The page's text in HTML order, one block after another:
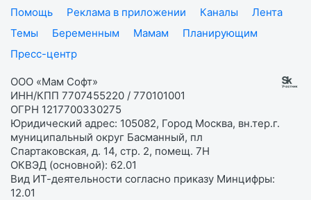
Помощь
Реклама в приложении Каналы
Лента
Темы
Беременным Мамам
Планирующим
Пресс-центр
ООО «Мам Софт»
ИНН/КПП 7707455220 / 770101001
ОГРН 1217700330275
Юридический адрес: 105082, Город Москва, вн.тер.г.
муниципальный округ Басманный, пл
Спартаковская, д. 14, стр. 2, помещ. 7Н
ОКВЭД (основной): 62.01
Вид ИТ-деятельности согласно приказу Минцифры:
12.01